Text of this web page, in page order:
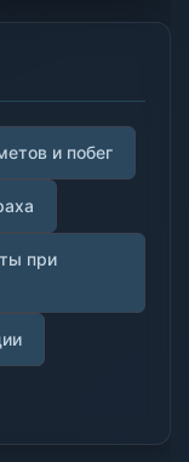
и побег
при